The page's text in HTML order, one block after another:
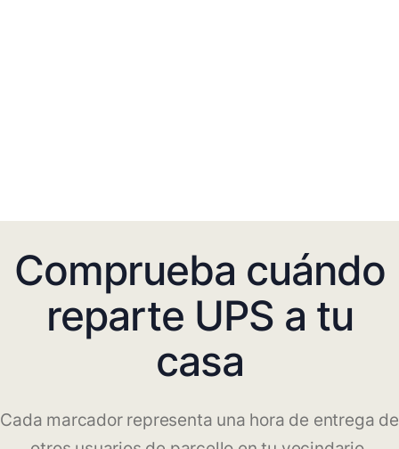
Comprueba cuándo
reparte UPS a tu
casa
Cada marcador representa una hora de entrega de